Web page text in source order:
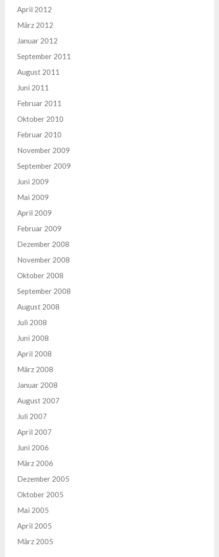
April 2012
März 2012
Januar 2012
September 2011
August 2011
Juni 2011
Februar 2011
Oktober 2010
Februar 2010
November 2009
September 2009
Juni 2009
Mai 2009
April 2009
Februar 2009
Dezember 2008
November 2008
Oktober 2008
September 2008
August 2008
Juli 2008
Juni 2008
April 2008
März 2008
Januar 2008
August 2007
Juli 2007
April 2007
Juni 2006
März 2006
Dezember 2005
Oktober 2005
Mai 2005
April 2005
März 2005